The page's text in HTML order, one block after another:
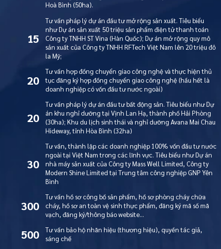
Hoà Bình (50ha).
15
Tư vấn pháp lý dự án đầu tư mở rộng sản xuất. Tiêu biểu
như Dự án sản xuất 50 triệu sản phẩm điện tử thanh toán
Công ty TNHH ST Vina (Hàn Quốc); Dự án mở rộng quy mô
sản xuất của Công ty TNHH RFTech Việt Nam lên 20 triệu đô
la Mỹ;
20
Tư vấn hợp đồng chuyển giao công nghệ và thực hiện thủ
tục đăng ký hợp đồng chuyển giao công nghệ (hầu hết là
doanh nghiệp có vốn đầu tư nước ngoài)
20
Tư vấn pháp lý dự án đầu tư bất động sản. Tiêu biểu như Dự
án khu nghỉ dưỡng tại Vịnh Lan Hạ, thành phố Hải Phòng
(30ha); Khu du lịch sinh thái và nghỉ dưỡng Avana Mai Chau
Hideway, tỉnh Hòa Bình (32ha)
30
Tư vấn, thành lập các doanh nghiệp 100% vốn đầu tư nước
ngoài tại Việt Nam trong các lĩnh vực. Tiêu biểu như Dự án
nhà máy sản xuất của Công ty Mass Well Limited, Công ty
Modern Shine Limited tại Trung tâm công nghiệp GNP Yên
Bình
300
Tư vấn hồ sơ công bố sản phẩm, hồ sơ phòng cháy chữa
cháy, hồ sơ an toàn vệ sinh thực phẩm, đăng ký mã số mã
vạch, đăng ký/thông báo website…
500
Tư vấn bảo hộ nhãn hiệu (thương hiệu), quyền tác giả,
sáng chế